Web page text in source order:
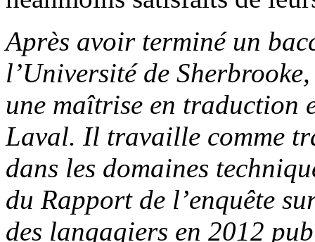
Après avoir terminé un
l’Université de
une maîtrise en traduction
Laval. Il travaille comme
dans les domaines
du Rapport de l’enquête
des langagiers en 2012